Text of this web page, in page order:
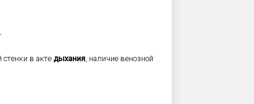
в акте дыхания, наличие венозной